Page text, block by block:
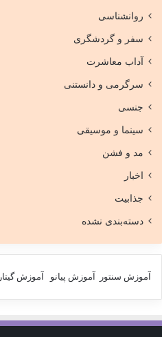
روانشناسی
سفر و گردشگری
آداب معاشرت
سرگرمی و دانستنی
جنسی
سینما و موسیقی
مد و فشن
اخبار
جذابیت
دسته‌بندی نشده
آموزش سنتور آموزش پیانو آموزش گیتار